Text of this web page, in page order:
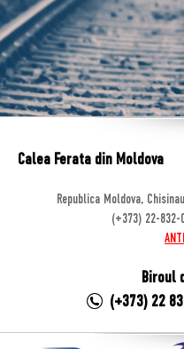
Calea Ferata din Moldova
Republica Moldova,
(+373) 22-
Biroul
(+373) 22